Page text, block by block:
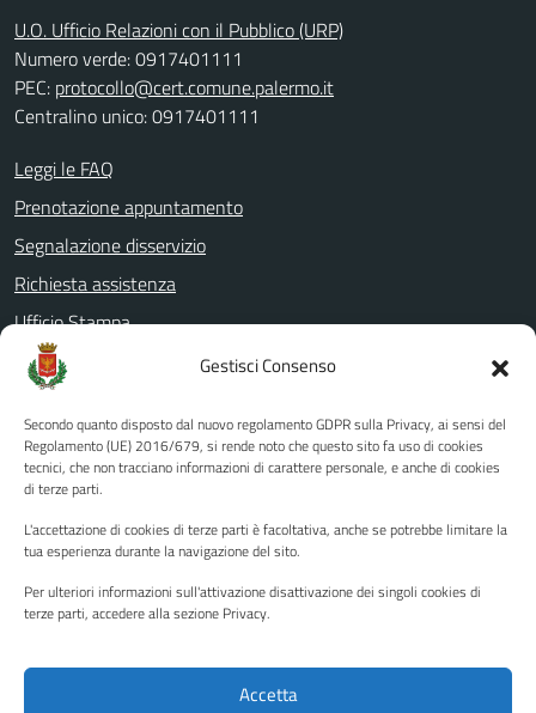
Gestisci Consenso
Secondo quanto disposto dal nuovo regolamento GDPR sulla Privacy, ai sensi del
Regolamento (UE) 2016/679, si rende noto che questo sito fa uso di cookies
tecnici, che non tracciano informazioni di carattere personale, e anche di cookies
di terze parti.
L'accettazione di cookies di terze parti è facoltativa, anche se potrebbe limitare la
tua esperienza durante la navigazione del sito.
Per ulteriori informazioni sull'attivazione disattivazione dei singoli cookies di
terze parti, accedere alla sezione Privacy.
Accetta
U.O. Ufficio Relazioni con il Pubblico (URP)
Numero verde: 0917401111
PEC: protocollo@cert.comune.palermo.it
Centralino unico: 0917401111
Leggi le FAQ
Prenotazione appuntamento
Segnalazione disservizio
Richiesta assistenza
Ufficio Stampa
Amministrazione Trasparente
Albo pretorio
Informativa privacy
Note legali
Piano di miglioramento del sito
Instagram